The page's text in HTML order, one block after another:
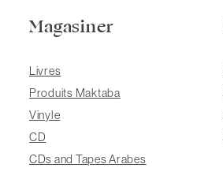
Magasiner
Livres
Produits Maktaba
Vinyle
CD
CDs and Tapes Arabes